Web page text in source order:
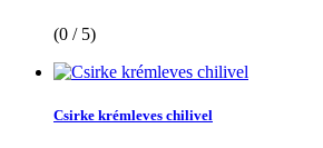
(0 / 5)
Csirke krémleves chilivel